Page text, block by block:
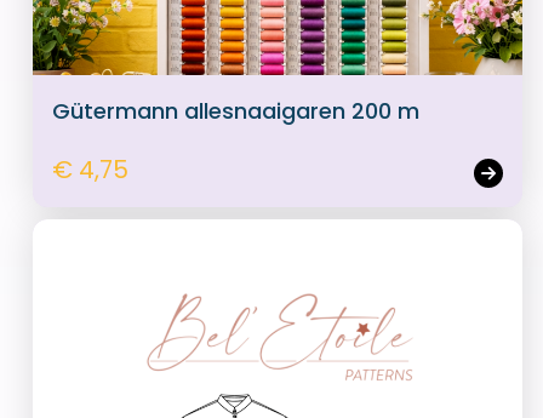
Gütermann allesnaaigaren 200 m
€ 4,75